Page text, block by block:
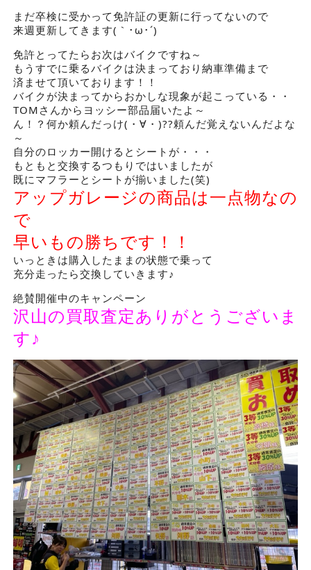
まだ卒検に受かって免許証の更新に行ってないので
来週更新してきます(｀･ω･´)ゞ
免許とってたらお次はバイクですね～
もうすでに乗るバイクは決まっており納車準備まで
済ませて頂いております！！
バイクが決まってからおかしな現象が起こっている・・
TOMさんからヨッシー部品届いたよ～
ん！？何か頼んだっけ(・∀・)??頼んだ覚えないんだよな
～
自分のロッカー開けるとシートが・・・
もともと交換するつもりではいましたが
既にマフラーとシートが揃いました(笑)
アップガレージの商品は一点物なの
で
早いもの勝ちです！！
いっときは購入したままの状態で乗って
充分走ったら交換していきます♪
絶賛開催中のキャンペーン
沢山の買取査定ありがとうございま
す♪